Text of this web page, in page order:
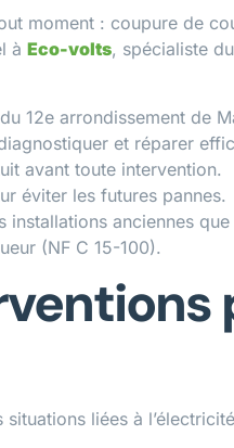
moment : coupure de
à Eco-volts, spécialiste du
12e arrondissement de
et réparer
avant toute intervention.
éviter les futures pannes.
anciennes
(NF C 15-100).
liées à